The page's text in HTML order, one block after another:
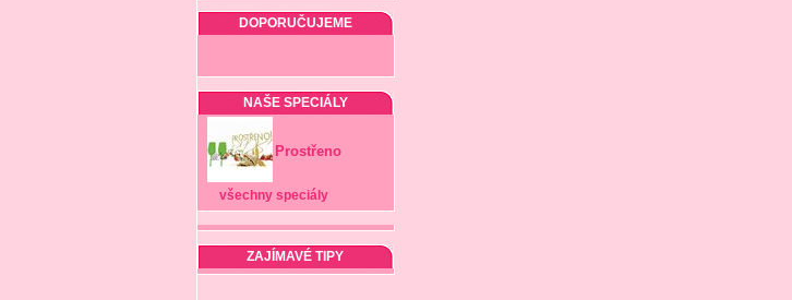
DOPORUČUJEME
NAŠE SPECIÁLY
Prostřeno
všechny speciály
ZAJÍMAVÉ TIPY